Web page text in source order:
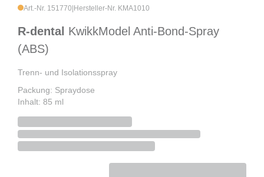
Art.-Nr. 151770 Hersteller-Nr. KMA1010
R-dental KwikkModel Anti-Bond-Spray
(ABS)
Trenn- und Isolationsspray
Packung: Spraydose
Inhalt: 85 ml